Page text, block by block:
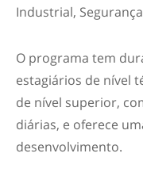
Industrial,
O programa tem
estagiários de nível
de nível superior,
diárias, e oferece
desenvolvimento.